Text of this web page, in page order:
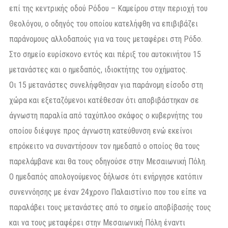
επί της κεντρικής οδού Ρόδου – Καμείρου στην περιοχή του
Θεολόγου, ο οδηγός του οποίου κατελήφθη να επιβιβάζει
παράνομους αλλοδαπούς για να τους μεταφέρει στη Ρόδο.
Στο σημείο ευρίσκονο εντός και πέριξ του αυτοκινήτου 15
μετανάστες και ο ημεδαπός, ιδιοκτήτης του οχήματος.
Οι 15 μετανάστες συνελήφθησαν για παράνομη είσοδο στη
χώρα και εξεταζόμενοι κατέθεσαν ότι αποβιβάστηκαν σε
άγνωστη παραλία από ταχύπλοο σκάφος ο κυβερνήτης του
οποίου διέφυγε προς άγνωστη κατεύθυνση ενώ εκείνοι
επρόκειτο να συναντήσουν τον ημεδαπό ο οποίος θα τους
παρελάμβανε και θα τους οδηγούσε στην Μεσαιωνική Πόλη.
Ο ημεδαπός απολογούμενος δήλωσε ότι ενήργησε κατόπιν
συνεννόησης με έναν 24χρονο Παλαιστίνιο που του είπε να
παραλάβει τους μετανάστες από το σημείο αποβίβασής τους
και να τους μεταφέρει στην Μεσαιωνική Πόλη έναντι